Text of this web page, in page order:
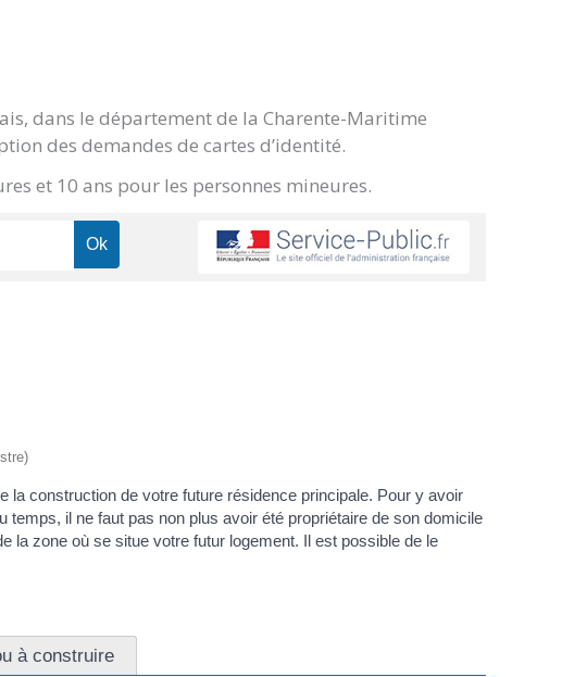
dans le département de la Charente-Maritime
des demandes de cartes d’identité.
et 10 ans pour les personnes mineures.
la construction de votre future résidence principale. Pour y avoir
il ne faut pas non plus avoir été propriétaire de son domicile
la zone où se situe votre futur logement. Il est possible de le
à construire